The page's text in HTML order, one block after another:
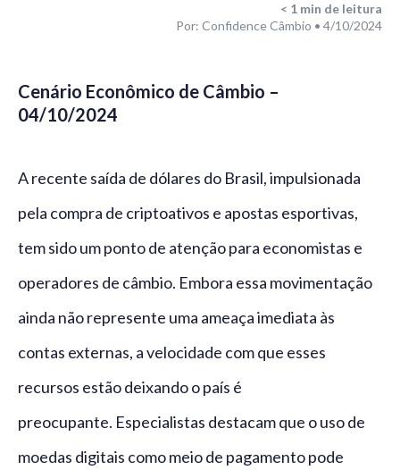
< 1 min de leitura
Por: Confidence Câmbio • 4/10/2024
Cenário Econômico de Câmbio –
04/10/2024
A recente saída de dólares do Brasil, impulsionada
pela compra de criptoativos e apostas esportivas,
tem sido um ponto de atenção para economistas e
operadores de câmbio. Embora essa movimentação
ainda não represente uma ameaça imediata às
contas externas, a velocidade com que esses
recursos estão deixando o país é
preocupante. Especialistas destacam que o uso de
moedas digitais como meio de pagamento pode